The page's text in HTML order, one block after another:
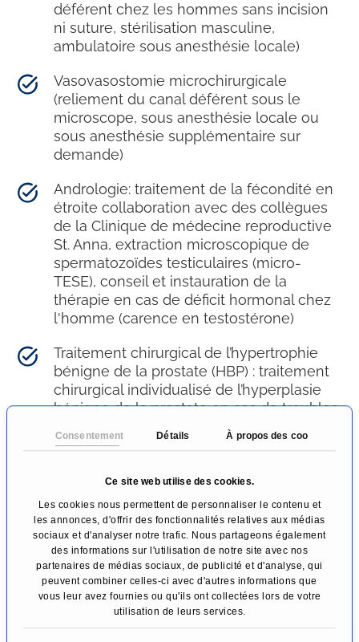
Consentement Détails À propos des cookies
Ce site web utilise des cookies.
Les cookies nous permettent de personnaliser le contenu et
les annonces, d'offrir des fonctionnalités relatives aux médias
sociaux et d'analyser notre trafic. Nous partageons également
des informations sur l'utilisation de notre site avec nos
partenaires de médias sociaux, de publicité et d'analyse, qui
peuvent combiner celles-ci avec d'autres informations que
vous leur avez fournies ou qu'ils ont collectées lors de votre
utilisation de leurs services.
déférent chez les hommes sans incision
ni suture, stérilisation masculine,
ambulatoire sous anesthésie locale)
Vasovasostomie microchirurgicale
(reliement du canal déférent sous le
microscope, sous anesthésie locale ou
sous anesthésie supplémentaire sur
demande)
Andrologie: traitement de la fécondité en
étroite collaboration avec des collègues
de la Clinique de médecine reproductive
St. Anna, extraction microscopique de
spermatozoïdes testiculaires (micro-
TESE), conseil et instauration de la
thérapie en cas de déficit hormonal chez
l'homme (carence en testostérone)
Traitement chirurgical de l’hypertrophie
bénigne de la prostate (HBP) : traitement
chirurgical individualisé de l’hyperplasie
bénigne de la prostate en cas de troubles
de la miction associés. Utilisation de
procédures classiques éprouvées telles
prostate (RTUP) et de techniques
modernes mini-invasives, notamment
l’ablation de la prostate par vapeur d’eau
(REZUM) et l’énucléation de la prostate au
laser (ThuLEP)